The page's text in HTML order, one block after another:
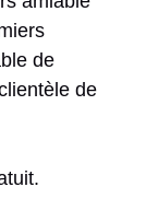
de
de